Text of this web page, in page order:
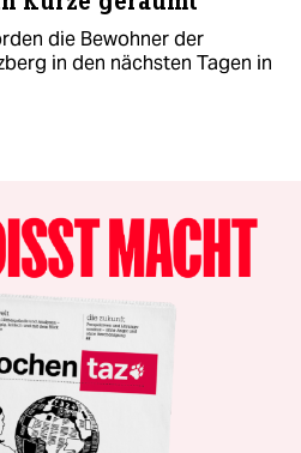
die Bewohner der
in den nächsten Tagen in